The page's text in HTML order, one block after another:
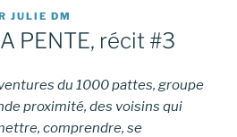
JULIE DM
PENTE, récit #3
du 1000 pattes, groupe
proximité, des voisins qui
comprendre, se